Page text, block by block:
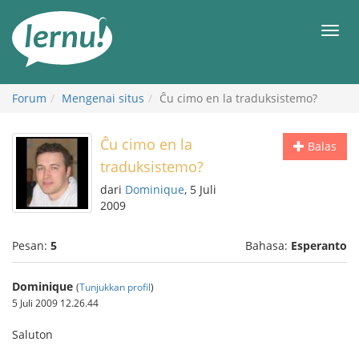
daftar
Forum Mengenai situs Ĉu cimo en la traduksistemo?
Balas
Ĉu cimo en la
traduksistemo?
dari Dominique, 5 Juli
2009
Pesan: 5 Bahasa: Esperanto
Dominique (Tunjukkan profil)
5 Juli 2009 12.26.44
Saluton